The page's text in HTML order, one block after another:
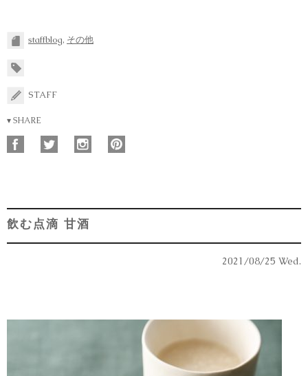
staffblog, その他
STAFF
▾ SHARE
飲む点滴 甘酒
2021/08/25 Wed.